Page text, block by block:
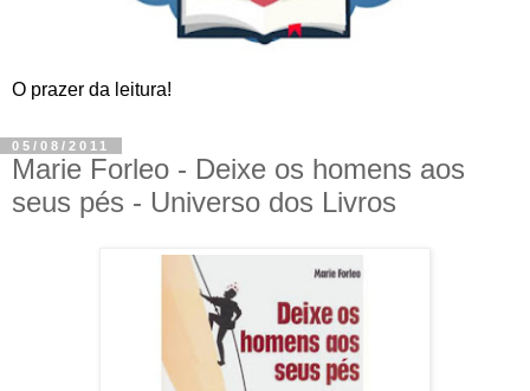
O prazer da leitura!
05/08/2011
Marie Forleo - Deixe os homens aos
seus pés - Universo dos Livros